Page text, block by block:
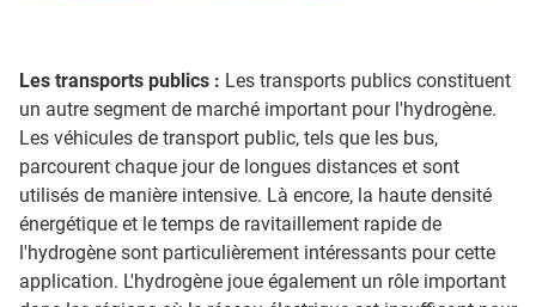
Les transports publics : Les transports publics constituent
un autre segment de marché important pour l'hydrogène.
Les véhicules de transport public, tels que les bus,
parcourent chaque jour de longues distances et sont
utilisés de manière intensive. Là encore, la haute densité
énergétique et le temps de ravitaillement rapide de
l'hydrogène sont particulièrement intéressants pour cette
application. L'hydrogène joue également un rôle important